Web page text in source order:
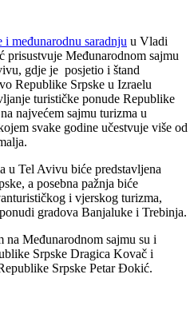
međunarodnu saradnju u Vladi
Međunarodnom sajmu
gdje je posjetio i štand
Republike Srpske u Izraelu
turističke ponude Republike
najvećem sajmu turizma u
svake godine učestvuje više od
u Tel Avivu biće predstavljena
a posebna pažnja biće
i vjerskog turizma,
gradova Banjaluke i Trebinja.
Međunarodnom sajmu su i
Srpske Dragica Kovač i
Srpske Petar Đokić.